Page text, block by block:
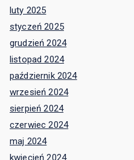
luty 2025
styczeń 2025
grudzień 2024
listopad 2024
październik 2024
wrzesień 2024
sierpień 2024
czerwiec 2024
maj 2024
kwiecień 2024